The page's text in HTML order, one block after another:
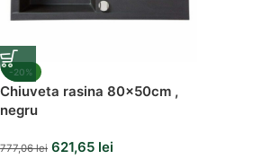
-20%
Chiuveta rasina 80x50cm ,
negru
777,06lei 621,65 lei